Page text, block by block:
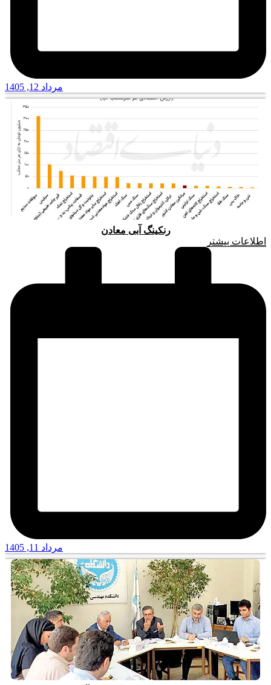
مرداد 12, 1405
رنکینگ آبی معادن
اطلاعات بیشتر
مرداد 11, 1405